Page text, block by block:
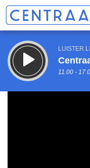
LUISTER
11.00 -